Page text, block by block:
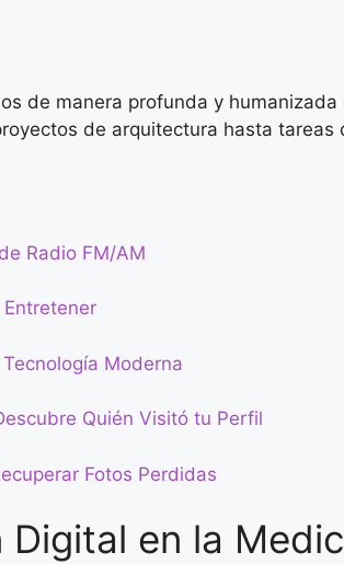
de manera profunda y
de arquitectura hasta tareas
Radio FM/AM
Moderna
Quién Visitó tu Perfil
Fotos Perdidas
Digital en la